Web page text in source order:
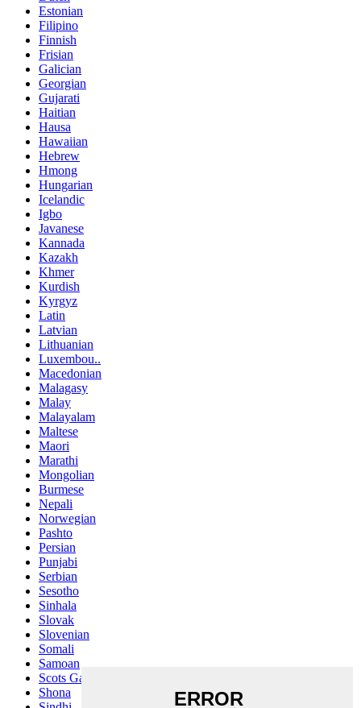
Estonian
Filipino
Finnish
Frisian
Galician
Georgian
Gujarati
Haitian
Hausa
Hawaiian
Hebrew
Hmong
Hungarian
Icelandic
Igbo
Javanese
Kannada
Kazakh
Khmer
Kurdish
Kyrgyz
Latin
Latvian
Lithuanian
Luxembou..
Macedonian
Malagasy
Malay
Malayalam
Maltese
Maori
Marathi
Mongolian
Burmese
Nepali
Norwegian
Pashto
Persian
Punjabi
Serbian
Sesotho
Sinhala
Slovak
Slovenian
Somali
Samoan
Scots Gaelic
Shona